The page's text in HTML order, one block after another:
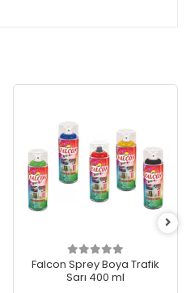
Falcon Sprey Boya Trafik
Sarı 400 ml